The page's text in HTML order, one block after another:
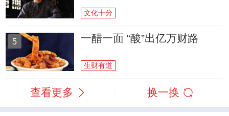
文化十分
5 一醋一面 “酸”出亿万财路
生财有道
查看更多 换一换